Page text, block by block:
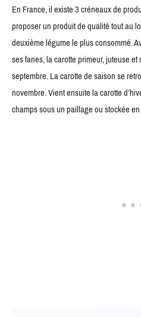
En France, il existe 3 créneaux de
proposer un produit de qualité tout au
deuxième légume le plus consommé.
ses fanes, la carotte primeur, juteuse
septembre. La carotte de saison se
novembre. Vient ensuite la carotte
champs sous un paillage ou stockée